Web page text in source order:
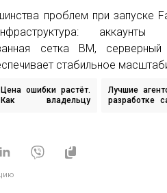
проблем при запуске
сетка BM,
стабильное
Цена ошибки растёт.
Как владельцу
Лучшие
разработке